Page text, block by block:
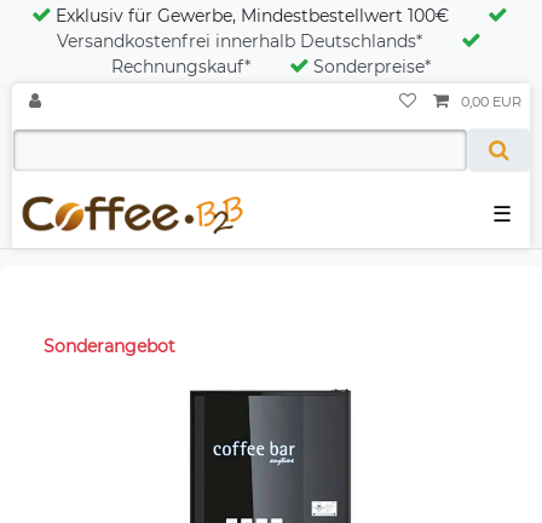
Exklusiv für Gewerbe, Mindestbestellwert 100€
Versandkostenfrei innerhalb Deutschlands*
Rechnungskauf*
Sonderpreise*
☰
0,00 EUR
Sonderangebot